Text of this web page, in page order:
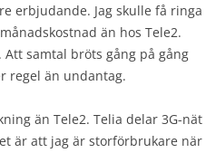
erbjudande. Jag skulle få ringa
än hos Tele2.
samtal bröts gång på gång
regel än undantag.
än Tele2. Telia delar 3G-nät
är att jag är storförbrukare när